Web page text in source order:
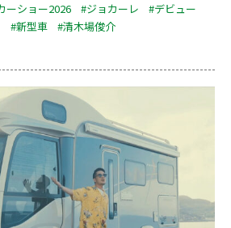
ーショー2026
#ジョカーレ
#デビュー
#新型車
#清木場俊介